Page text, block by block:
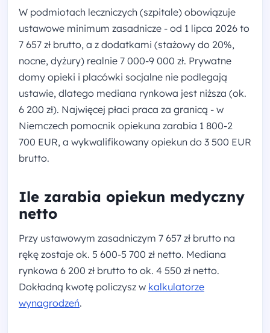
W podmiotach leczniczych (szpitale) obowiązuje
ustawowe minimum zasadnicze - od 1 lipca 2026 to
7 657 zł brutto, a z dodatkami (stażowy do 20%,
nocne, dyżury) realnie 7 000-9 000 zł. Prywatne
domy opieki i placówki socjalne nie podlegają
ustawie, dlatego mediana rynkowa jest niższa (ok.
6 200 zł). Najwięcej płaci praca za granicą - w
Niemczech pomocnik opiekuna zarabia 1 800-2
700 EUR, a wykwalifikowany opiekun do 3 500 EUR
brutto.
Ile zarabia opiekun medyczny
netto
Przy ustawowym zasadniczym 7 657 zł brutto na
rękę zostaje ok. 5 600-5 700 zł netto. Mediana
rynkowa 6 200 zł brutto to ok. 4 550 zł netto.
Dokładną kwotę policzysz w kalkulatorze
wynagrodzeń.